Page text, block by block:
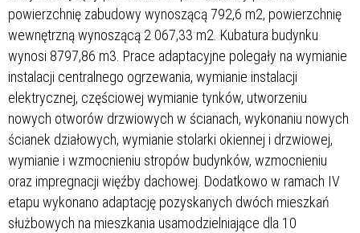
powierzchnię zabudowy wynoszącą 792,6 m2, powierzchnię
wewnętrzną wynoszącą 2 067,33 m2. Kubatura budynku
wynosi 8797,86 m3. Prace adaptacyjne polegały na wymianie
instalacji centralnego ogrzewania, wymianie instalacji
elektrycznej, częściowej wymianie tynków, utworzeniu
nowych otworów drzwiowych w ścianach, wykonaniu nowych
ścianek działowych, wymianie stolarki okiennej i drzwiowej,
wymianie i wzmocnieniu stropów budynków, wzmocnieniu
oraz impregnacji więźby dachowej. Dodatkowo w ramach IV
etapu wykonano adaptację pozyskanych dwóch mieszkań
służbowych na mieszkania usamodzielniające dla 10